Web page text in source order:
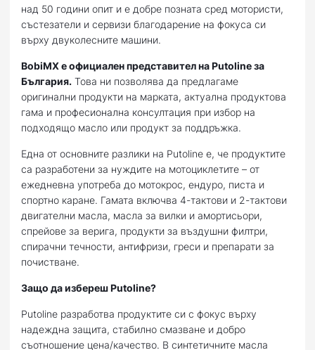
над 50 години опит и е добре позната сред мотористи,
състезатели и сервизи благодарение на фокуса си
върху двуколесните машини.
BobiMX е официален представител на Putoline за
България. Това ни позволява да предлагаме
оригинални продукти на марката, актуална продуктова
гама и професионална консултация при избор на
подходящо масло или продукт за поддръжка.
Една от основните разлики на Putoline е, че продуктите
са разработени за нуждите на мотоциклетите – от
ежедневна употреба до мотокрос, ендуро, писта и
спортно каране. Гамата включва 4-тактови и 2-тактови
двигателни масла, масла за вилки и амортисьори,
спрейове за верига, продукти за въздушни филтри,
спирачни течности, антифризи, греси и препарати за
почистване.
Защо да избереш Putoline?
Putoline разработва продуктите си с фокус върху
надеждна защита, стабилно смазване и добро
съотношение цена/качество. В синтетичните масла